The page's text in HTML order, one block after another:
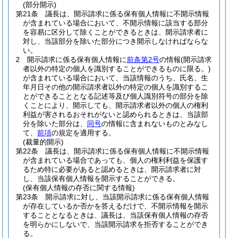
(部分開示)
第21条
議長は、開示請求に係る保有個人情報に不開示情報
が含まれている場合において、不開示情報に該当する部分
を容易に区分して除くことができるときは、開示請求者に
対し、当該部分を除いた部分につき開示しなければならな
い。
2
開示請求に係る保有個人情報に前条第2号の情報(開示請求
者以外の特定の個人を識別することができるものに限る。)
が含まれている場合において、当該情報のうち、氏名、生
年月日その他の開示請求者以外の特定の個人を識別するこ
とができることとなる記述等及び個人識別符号の部分を除
くことにより、開示しても、開示請求者以外の個人の権利
利益が害されるおそれがないと認められるときは、当該部
分を除いた部分は、 同号の情報に含まれないものとみなし
て、 前項の規定を適用する。
(裁量的開示)
第22条
議長は、開示請求に係る保有個人情報に不開示情報
が含まれている場合であっても、個人の権利利益を保護す
るため特に必要があると認めるときは、開示請求者に対
し、当該保有個人情報を開示することができる。
(保有個人情報の存否に関する情報)
第23条
開示請求に対し、当該開示請求に係る保有個人情報
が存在しているか否かを答えるだけで、不開示情報を開示
することとなるときは、議長は、当該保有個人情報の存否
を明らかにしないで、当該開示請求を拒否することができ
る。